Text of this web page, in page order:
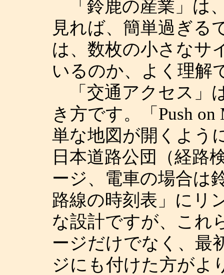
「鈴鹿の産業」は
見れば、簡単過ぎる
は、数枚の小さなサ
いるのか、よく理解
「交通アクセス」
き方です。「Push
単な地図が開くよう
日本道路公団（経路
ージ、電車の場合は
路線の時刻表」にリ
な設計ですが、これ
ージだけでなく、最
ジにも付けた方がよ